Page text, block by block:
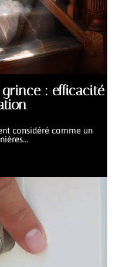
: efficacité
considéré comme un
…